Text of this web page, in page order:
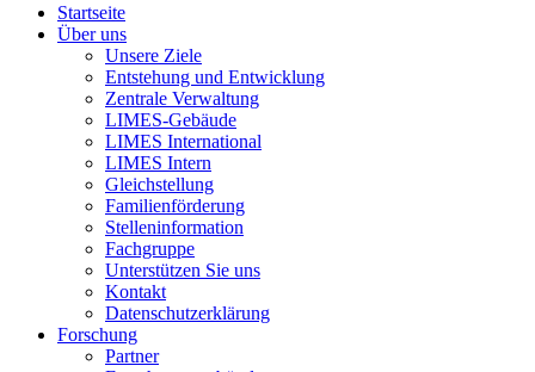
Startseite
Über uns
Unsere Ziele
Entstehung und Entwicklung
Zentrale Verwaltung
LIMES-Gebäude
LIMES International
LIMES Intern
Gleichstellung
Familienförderung
Stelleninformation
Fachgruppe
Unterstützen Sie uns
Kontakt
Datenschutzerklärung
Forschung
Partner